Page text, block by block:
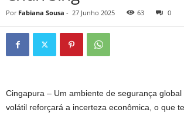
Por Fabiana Sousa - 27 Junho 2025 63 0
Cingapura – Um ambiente de segurança
volátil reforçará a incerteza econômica, o que